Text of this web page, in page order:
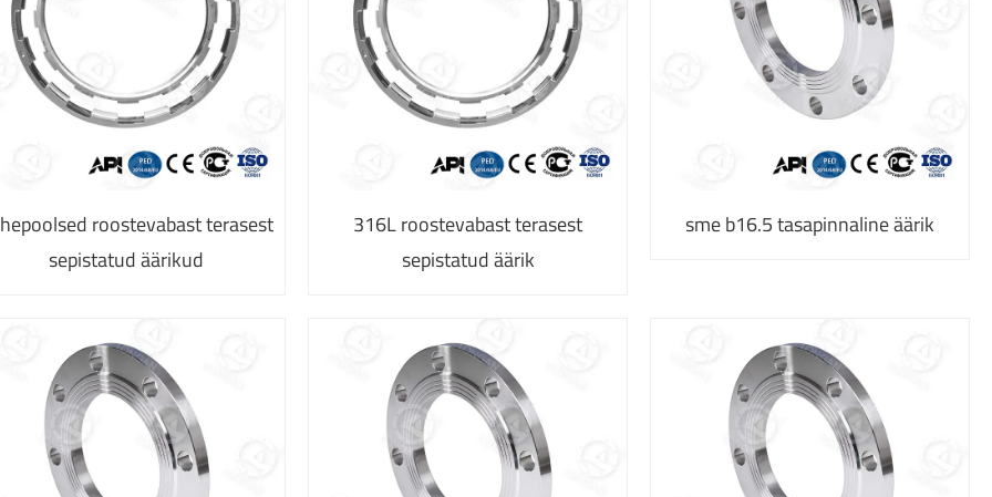
roostevabast terasest
sepistatud äärikud
316L roostevabast terasest
sepistatud äärik
sme b16.5 tasapinnaline äärik